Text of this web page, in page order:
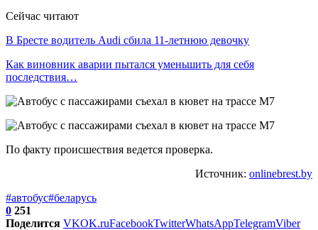
Сейчас читают
В Бресте водитель Audi сбила 11-летнюю девочку
Как виновник аварии пытался уменьшить для себя
последствия…
По факту происшествия ведется проверка.
Источник: onlinebrest.by
#автобус#беларусь
0 251
Поделится VKOK.ruFacebookTwitterWhatsAppTelegramViber